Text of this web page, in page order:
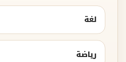
لغة
رياضة